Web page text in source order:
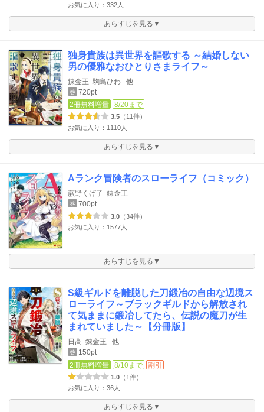
お気に入り：332人
あらすじを見る▼
独身貴族は異世界を謳歌する ～結婚しない
男の優雅なおひとりさまライフ～
錬金王 駒鳥ひわ 他
巻 720pt
2冊無料増量
8/20まで
3.5 （11件）
お気に入り：1110人
あらすじを見る▼
Aランク冒険者のスローライフ（コミック）
蕨野くげ子 錬金王
巻 700pt
3.0 （34件）
お気に入り：1577人
あらすじを見る▼
S級ギルドを離脱した刀鍛冶の自由な辺境ス
ローライフ～ブラックギルドから解放され
て気ままに鍛冶してたら、伝説の魔刀が生
まれていました～【分冊版】
日高 錬金王 他
巻
150pt
2冊無料増量
8/10まで 割引
1.0 （1件）
お気に入り：36人
あらすじを見る▼